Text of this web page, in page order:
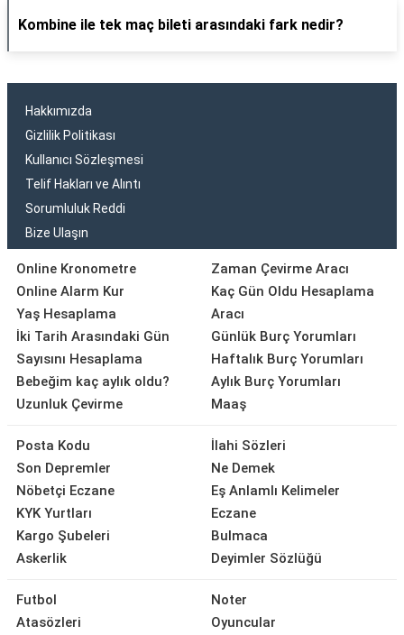
Kombine ile tek maç bileti arasındaki fark nedir?
Hakkımızda
Gizlilik Politikası
Kullanıcı Sözleşmesi
Telif Hakları ve Alıntı
Sorumluluk Reddi
Bize Ulaşın
Online Kronometre
Online Alarm Kur
Yaş Hesaplama
İki Tarih Arasındaki Gün
Sayısını Hesaplama
Bebeğim kaç aylık oldu?
Uzunluk Çevirme
Zaman Çevirme Aracı
Kaç Gün Oldu Hesaplama
Aracı
Günlük Burç Yorumları
Haftalık Burç Yorumları
Aylık Burç Yorumları
Maaş
Posta Kodu
Son Depremler
Nöbetçi Eczane
KYK Yurtları
Kargo Şubeleri
Askerlik
İlahi Sözleri
Ne Demek
Eş Anlamlı Kelimeler
Eczane
Bulmaca
Deyimler Sözlüğü
Futbol
Atasözleri
Noter
Oyuncular